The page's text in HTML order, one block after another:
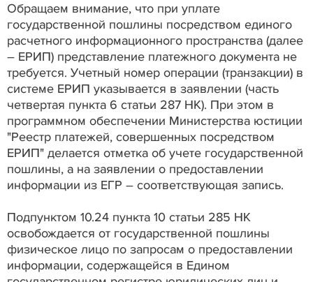
Обращаем внимание, что при уплате
государственной пошлины посредством единого
расчетного информационного пространства (далее
– ЕРИП) представление платежного документа не
требуется. Учетный номер операции (транзакции) в
системе ЕРИП указывается в заявлении (часть
четвертая пункта 6 статьи 287 НК). При этом в
программном обеспечении Министерства юстиции
"Реестр платежей, совершенных посредством
ЕРИП" делается отметка об учете государственной
пошлины, а на заявлении о предоставлении
информации из ЕГР – соответствующая запись.
Подпунктом 10.24 пункта 10 статьи 285 НК
освобождается от государственной пошлины
физическое лицо по запросам о предоставлении
информации, содержащейся в Едином